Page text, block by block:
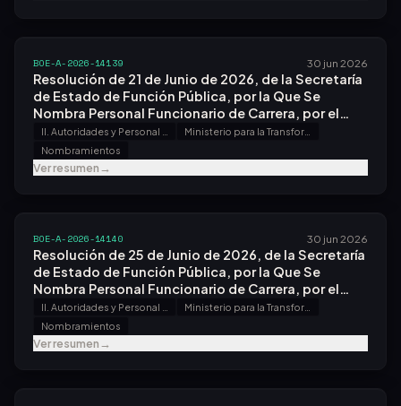
BOE-A-2026-14139 30 jun 2026
Resolución de 21 de Junio de 2026, de la Secretaría
de Estado de Función Pública, por la Que Se
Nombra Personal Funcionario de Carrera, por el
Sistema General de Acceso Libre, en la Escala
Superior de Especialistas en Transporte,
Infraestructuras y Seguridad de los Organismos
Autónomos y las Agencias Estatales del Ministerio
Nombramientos
Ver resumen→
BOE-A-2026-14140 30 jun 2026
Resolución de 25 de Junio de 2026, de la Secretaría
de Estado de Función Pública, por la Que Se
Nombra Personal Funcionario de Carrera, por el
Sistema General de Acceso Libre, del Cuerpo
Superior de Letrados de la Administración de la
Seguridad Social.
Nombramientos
Ver resumen→